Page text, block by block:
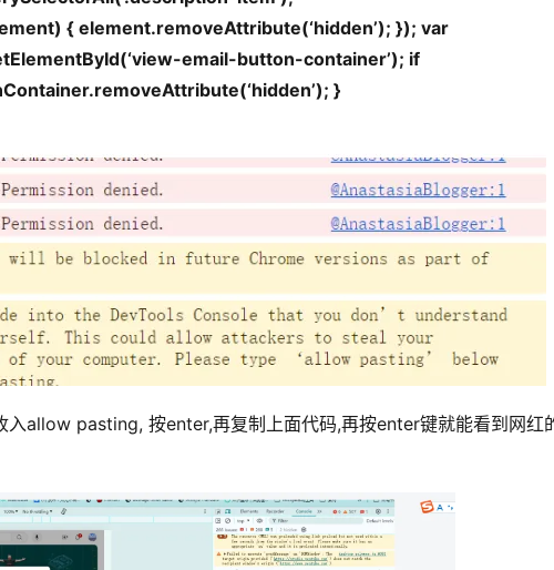
{ element.removeAttribute(‘hidden’); }); var
email-button-container’); if
}
allow pasting, 按enter,再复制上面代码,再按enter键就能看到网红